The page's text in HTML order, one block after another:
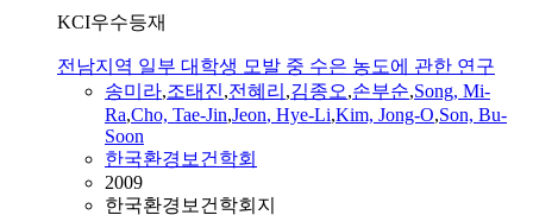
KCI우수등재
전남지역 일부 대학생 모발 중 수은 농도에 관한 연구
송미라,조태진,전혜리 ,김종오,손부순,Song, Mi-
Ra,Cho, Tae-Jin,Jeon, Hye-Li,Kim, Jong-O,Son, Bu-
Soon
한국환경보건학회
2009
한국환경보건학회지